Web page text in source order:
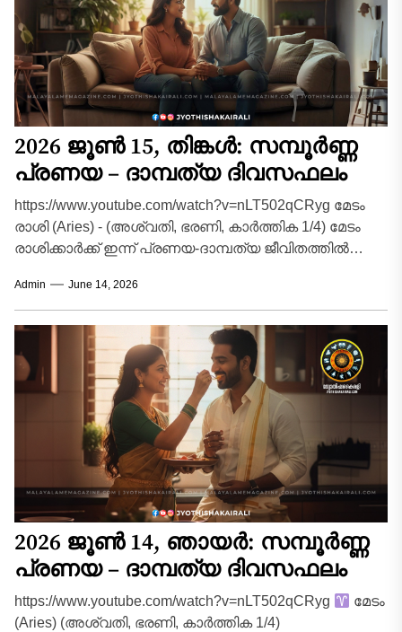
2026 ജൂൺ 15, തിങ്കൾ: സമ്പൂർണ്ണ
പ്രണയ – ദാമ്പത്യ ദിവസഫലം
https://www.youtube.com/watch?v=nLT502qCRyg മേടം
രാശി (Aries) - (അശ്വതി, ഭരണി, കാർത്തിക 1/4) മേടം
രാശിക്കാർക്ക് ഇന്ന് പ്രണയ-ദാമ്പത്യ ജീവിതത്തിൽ
പങ്കാളിയോട് സംസാരിക്കുമ്പോൾ...
Admin June 14, 2026
2026 ജൂൺ 14, ഞായർ: സമ്പൂർണ്ണ
പ്രണയ – ദാമ്പത്യ ദിവസഫലം
https://www.youtube.com/watch?v=nLT502qCRyg
മേടം
(Aries) (അശ്വതി, ഭരണി, കാർത്തിക 1/4)